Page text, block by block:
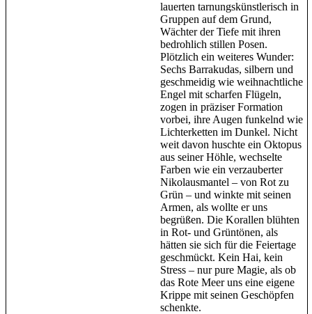
lauerten tarnungskünstlerisch in
Gruppen auf dem Grund,
Wächter der Tiefe mit ihren
bedrohlich stillen Posen.
Plötzlich ein weiteres Wunder:
Sechs Barrakudas, silbern und
geschmeidig wie weihnachtliche
Engel mit scharfen Flügeln,
zogen in präziser Formation
vorbei, ihre Augen funkelnd wie
Lichterketten im Dunkel. Nicht
weit davon huschte ein Oktopus
aus seiner Höhle, wechselte
Farben wie ein verzauberter
Nikolausmantel – von Rot zu
Grün – und winkte mit seinen
Armen, als wollte er uns
begrüßen. Die Korallen blühten
in Rot- und Grüntönen, als
hätten sie sich für die Feiertage
geschmückt. Kein Hai, kein
Stress – nur pure Magie, als ob
das Rote Meer uns eine eigene
Krippe mit seinen Geschöpfen
schenkte.